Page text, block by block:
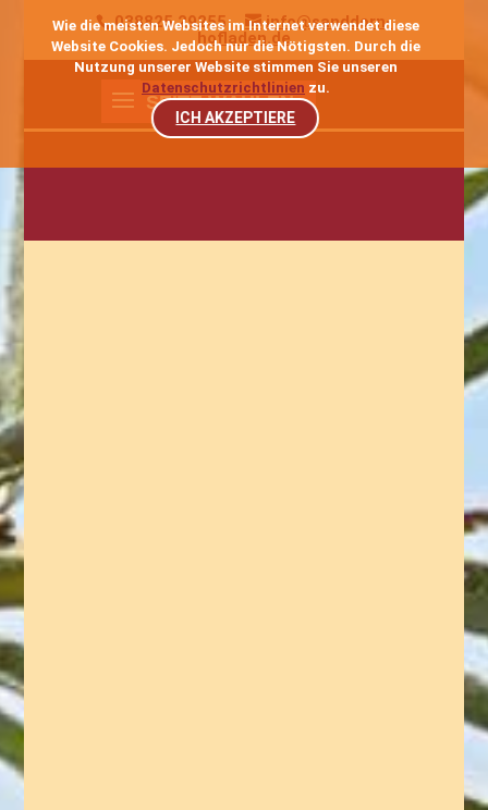
038825 29255
info@sanddorn-
hofladen.de
Wie die meisten Websites im Internet verwendet diese
Website Cookies. Jedoch nur die Nötigsten. Durch die
Nutzung unserer Website stimmen Sie unseren
Datenschutzrichtlinien zu.
ICH AKZEPTIERE